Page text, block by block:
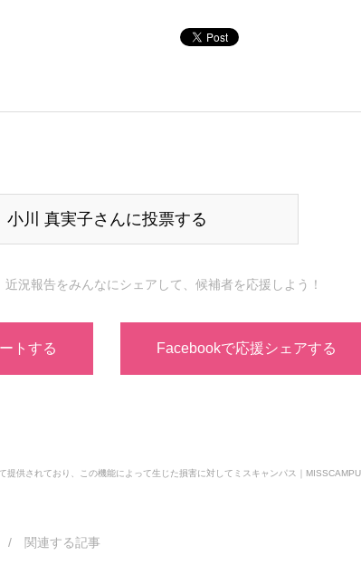
小川 真実子さんに投票する
況報告をみんなにシェアして、候補者を応援しよう！
トする Facebookで応援シェアする
供されており、この機能によって生じた損害に対してミスキャンパス｜
/ 関連する記事